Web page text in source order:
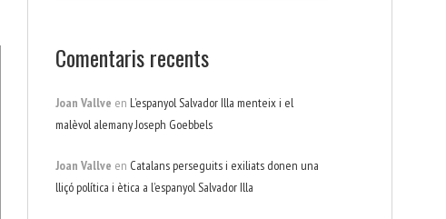
Comentaris recents
Joan Vallve en L’espanyol Salvador Illa menteix i el
malèvol alemany Joseph Goebbels
Joan Vallve en Catalans perseguits i exiliats donen una
lliçó política i ètica a l’espanyol Salvador Illa